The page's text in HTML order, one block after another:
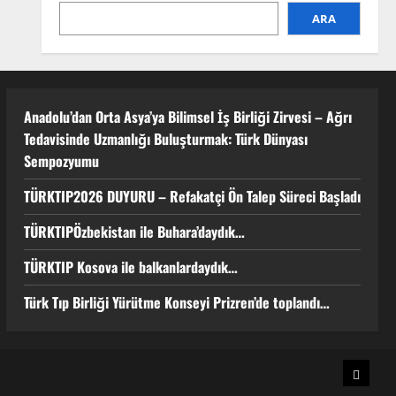
1
Sempozyumu
2
3
TÜRKTIPÖzbekistan ile
Buhara’daydık…
13 Nisan 2026
TÜRKTIP Kosova ile
balkanlardaydık…
ARA
Anadolu’dan Orta Asya’ya Bilimsel İş Birliği Zirvesi – Ağrı
Tedavisinde Uzmanlığı Buluşturmak: Türk Dünyası
Sempozyumu
TÜRKTIP2026 DUYURU – Refakatçi Ön Talep Süreci Başladı
TÜRKTIPÖzbekistan ile Buhara’daydık…
TÜRKTIP Kosova ile balkanlardaydık…
Türk Tıp Birliği Yürütme Konseyi Prizren’de toplandı…